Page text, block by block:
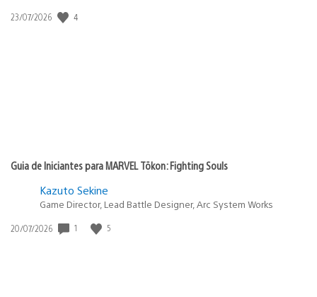
Data
23/07/2026 4
Guia de Iniciantes para MARVEL Tōkon: Fighting Souls
Kazuto Sekine
Game Director, Lead Battle Designer, Arc System Works
Data
20/07/2026 1 5